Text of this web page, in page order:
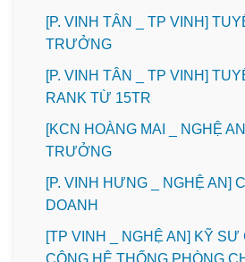
[P. VINH TÂN _ TP VINH]
TRƯỞNG
[P. VINH TÂN _ TP VINH]
RANK TỪ 15TR
️[KCN HOÀNG MAI _ NGHỆ
TRƯỞNG
️[P. VINH HƯNG _ NGHỆ AN]
DOANH
[TP VINH _ NGHỆ AN] KỸ SƯ